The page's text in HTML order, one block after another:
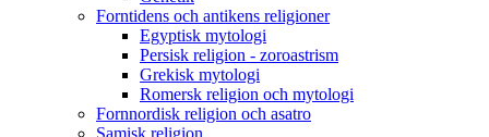
Forntidens och antikens religioner
Egyptisk mytologi
Persisk religion - zoroastrism
Grekisk mytologi
Romersk religion och mytologi
Fornnordisk religion och asatro
Samisk religion